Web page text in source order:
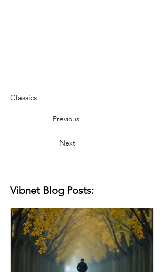
Classics
Previous
Next
Vibnet Blog Posts: